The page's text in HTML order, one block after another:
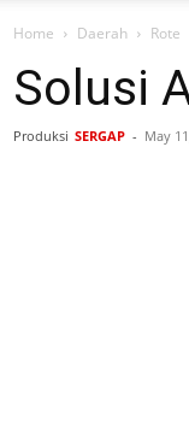
Home Daerah Rote
Solusi
Produksi SERGAP - May